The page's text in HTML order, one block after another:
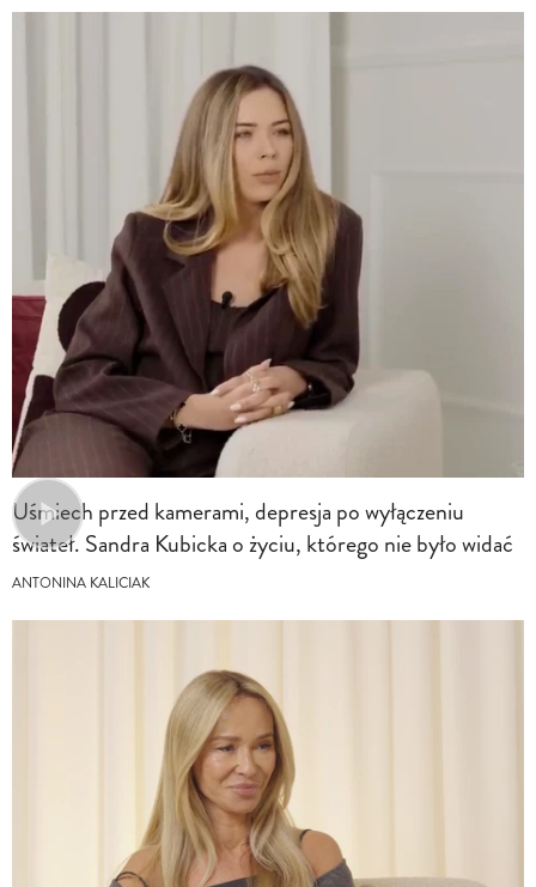
Uśmiech przed kamerami, depresja po wyłączeniu
świateł. Sandra Kubicka o życiu, którego nie było widać
ANTONINA KALICIAK